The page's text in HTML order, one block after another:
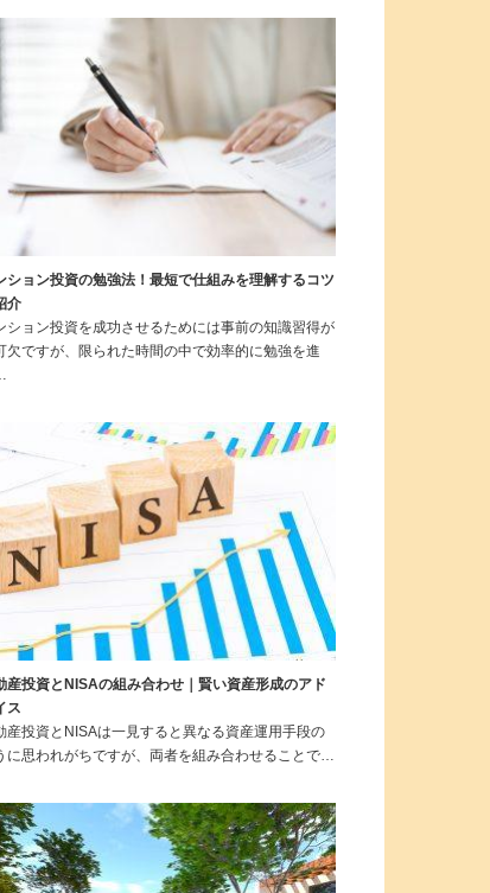
ション投資の勉強法！最短で仕組みを理解するコツ
介
ション投資を成功させるためには事前の知識習得が
欠ですが、限られた時間の中で効率的に勉強を進
産投資とNISAの組み合わせ｜賢い資産形成のアド
ス
産投資とNISAは一見すると異なる資産運用手段の
に思われがちですが、両者を組み合わせることで…